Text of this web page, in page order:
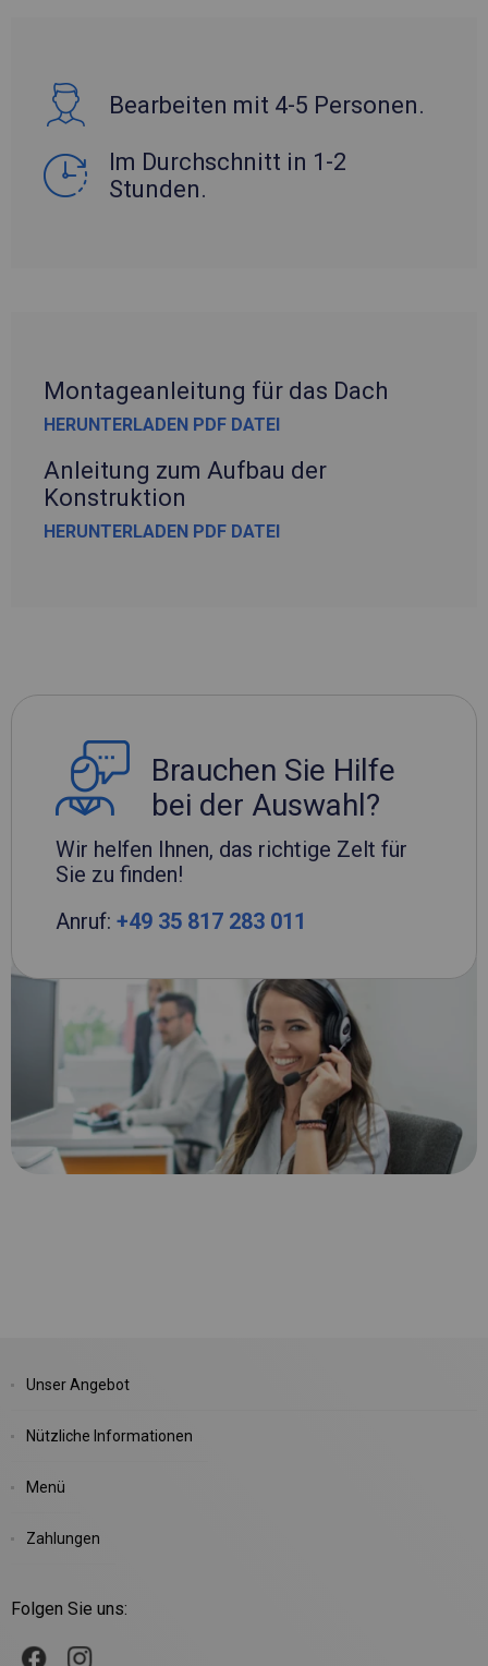
Bearbeiten mit 4-5 Personen.
Im Durchschnitt in 1-2
Stunden.
Montageanleitung für das Dach
HERUNTERLADEN PDF DATEI
Anleitung zum Aufbau der
Konstruktion
HERUNTERLADEN PDF DATEI
Brauchen Sie Hilfe
bei der Auswahl?
Wir helfen Ihnen, das richtige Zelt für
Sie zu finden!
Anruf: +49 35 817 283 011
Unser Angebot
Nützliche Informationen
Menü
Zahlungen
Folgen Sie uns: